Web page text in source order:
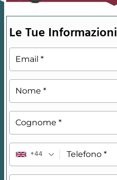
Le Tue Informazioni
Email *
Nome *
Cognome *
Telefono *
+44